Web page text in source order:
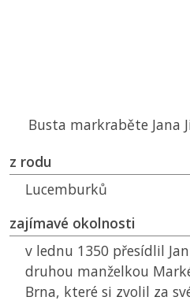
Busta markraběte Jana
z rodu
Lucemburků
zajímavé okolnosti
v lednu 1350 přesídlil
druhou manželkou
Brna, které si zvolil za